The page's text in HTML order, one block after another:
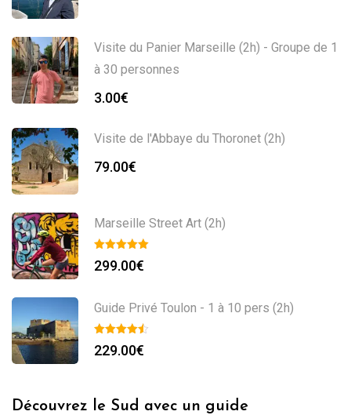
Visite du Panier Marseille (2h) - Groupe de 1
à 30 personnes
3.00€
Visite de l'Abbaye du Thoronet (2h)
79.00€
Marseille Street Art (2h)
299.00€
Guide Privé Toulon - 1 à 10 pers (2h)
229.00€
Découvrez le Sud avec un guide